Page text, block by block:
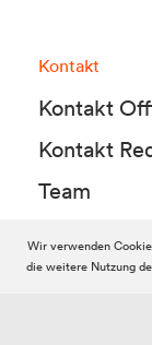
Kontakt
Kontakt
Kontakt
Team
© 2010-2026
Wir verwenden
die weitere Nutzung